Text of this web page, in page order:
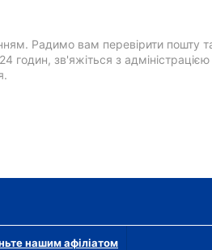
Радимо вам перевірити пошту
зв'яжіться з адміністрацією
нашим афіліатом